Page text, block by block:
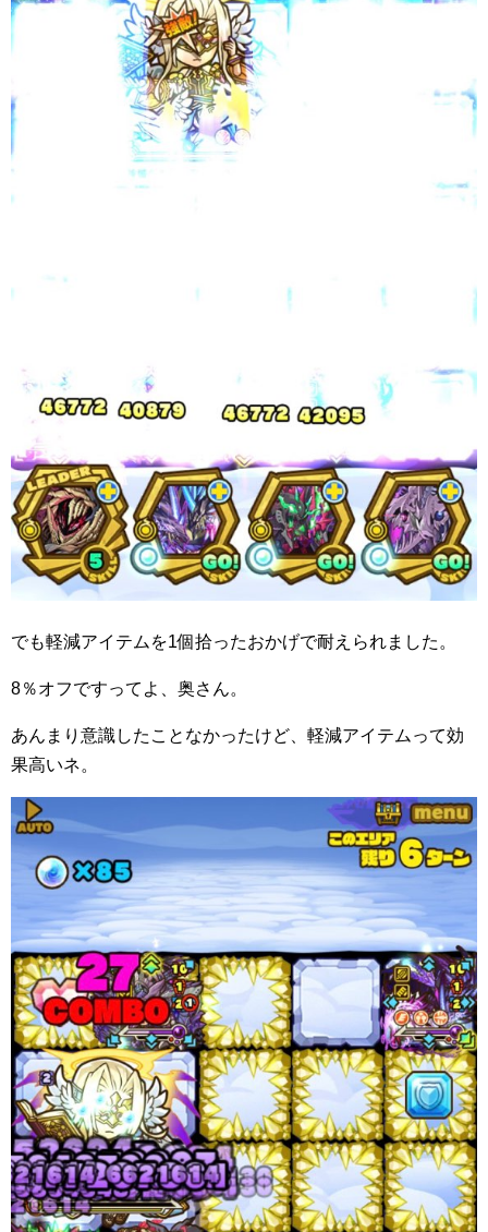
でも軽減アイテムを1個拾ったおかげで耐えられました。
8％オフですってよ、奥さん。
あんまり意識したことなかったけど、軽減アイテムって効
果高いネ。